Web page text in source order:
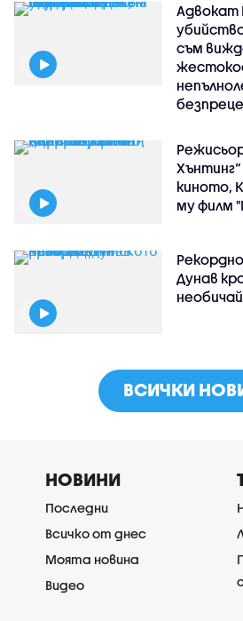
Адвокат
съм
киното,
му филм
Дунав
ВСИЧКИ
НОВИНИ
Последни
Всичко от днес
Моята новина
Видео